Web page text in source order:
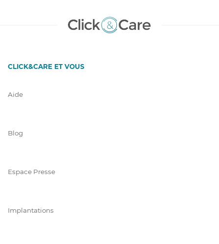
CLICK&CARE ET VOUS
Aide
Blog
Espace Presse
Implantations